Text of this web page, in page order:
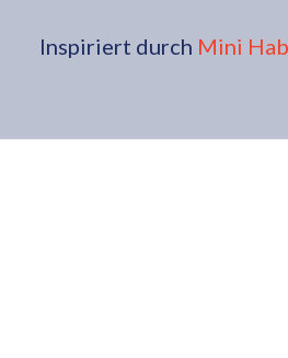
Inspiriert durch Mini